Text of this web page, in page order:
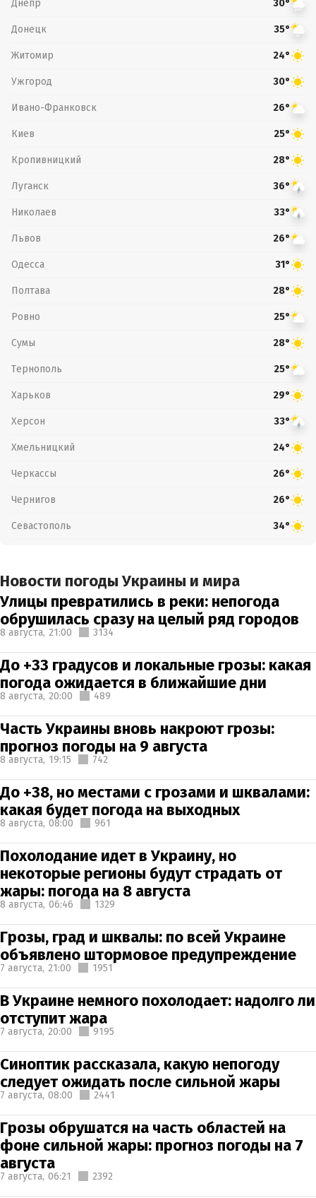
Днепр 30°
Донецк 35°
Житомир 24°
Ужгород 30°
Ивано-Франковск 26°
Киев 25°
Кропивницкий 28°
Луганск 36°
Николаев 33°
Львов 26°
Одесса 31°
Полтава 28°
Ровно 25°
Сумы 28°
Тернополь 25°
Харьков 29°
Херсон 33°
Хмельницкий 24°
Черкассы 26°
Чернигов 26°
Севастополь 34°
Новости погоды Украины и мира
Улицы превратились в реки: непогода
обрушилась сразу на целый ряд городов
8 августа, 21:00 3134
До +33 градусов и локальные грозы: какая
погода ожидается в ближайшие дни
8 августа, 20:00 489
Часть Украины вновь накроют грозы:
прогноз погоды на 9 августа
8 августа, 19:15 742
До +38, но местами с грозами и шквалами:
какая будет погода на выходных
8 августа, 08:00 961
Похолодание идет в Украину, но
некоторые регионы будут страдать от
жары: погода на 8 августа
8 августа, 06:46 1329
Грозы, град и шквалы: по всей Украине
объявлено штормовое предупреждение
7 августа, 21:00 1951
В Украине немного похолодает: надолго ли
отступит жара
7 августа, 20:00 9195
Синоптик рассказала, какую непогоду
следует ожидать после сильной жары
7 августа, 08:00 2441
Грозы обрушатся на часть областей на
фоне сильной жары: прогноз погоды на 7
августа
7 августа, 06:21 2392